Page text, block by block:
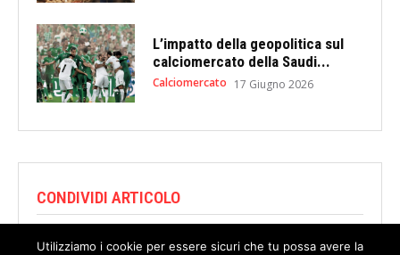
L’impatto della geopolitica sul
calciomercato della Saudi...
Calciomercato 17 Giugno 2026
CONDIVIDI ARTICOLO
Utilizziamo i cookie per essere sicuri che tu possa avere la